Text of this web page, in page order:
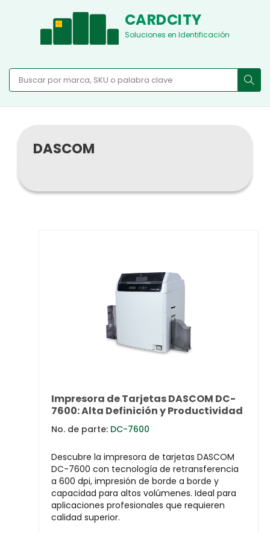
CARDCITY
Soluciones en Identificación
DASCOM
Impresora de Tarjetas DASCOM DC-
7600: Alta Definición y Productividad
No. de parte: DC-7600
Descubre la impresora de tarjetas DASCOM
DC-7600 con tecnología de retransferencia
a 600 dpi, impresión de borde a borde y
capacidad para altos volúmenes. Ideal para
aplicaciones profesionales que requieren
calidad superior.